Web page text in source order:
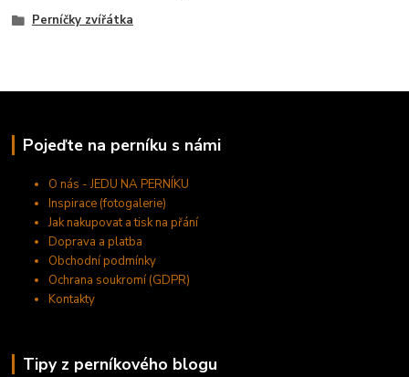
Perníčky zvířátka
Pojeďte na perníku s námi
O nás - JEDU NA PERNÍKU
Inspirace (fotogalerie)
Jak nakupovat a tisk na přání
Doprava a platba
Obchodní podmínky
Ochrana soukromí (GDPR)
Kontakty
Tipy z perníkového blogu